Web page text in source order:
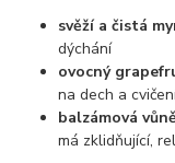
svěží a čistá
dýchání
ovocný
na dech a
balzámová
má zklidňující,